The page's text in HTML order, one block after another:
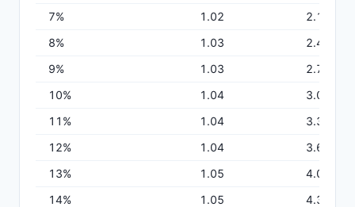
7% 1.02
2.11
8% 1.03
2.42
9% 1.03
2.73
10% 1.04
3.04
11 % 1.04
3.36
12% 1.04
3.68
13% 1.05
4.00
14% 1.05
4.32